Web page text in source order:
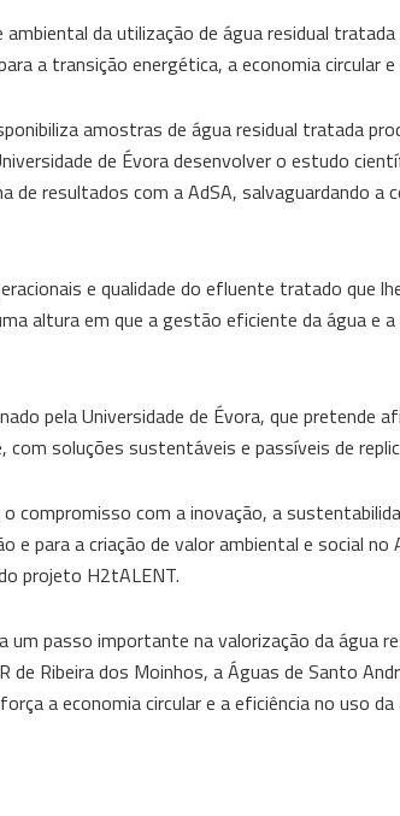
da utilização de água residual
a transição energética, a economia circular
amostras de água residual tratada
de Évora desenvolver o estudo
resultados com a AdSA, salvaguardando a
e qualidade do efluente tratado que
altura em que a gestão eficiente da água e
pela Universidade de Évora, que pretende
com soluções sustentáveis e passíveis de
compromisso com a inovação, a
e para a criação de valor ambiental e social
projeto H2tALENT.
passo importante na valorização da água
Ribeira dos Moinhos, a Águas de Santo
a economia circular e a eficiência no uso da